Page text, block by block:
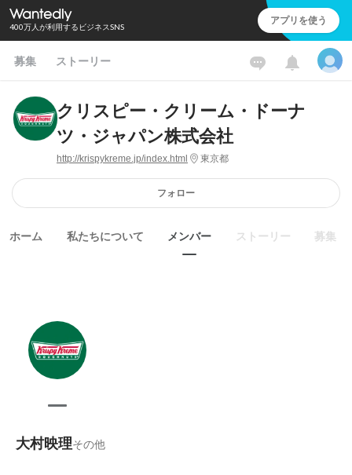
400万人が利用するビジネスSNS アプリを使う
募集 ストーリー
クリスピー・クリーム・ドーナ
ツ・ジャパン株式会社
http://krispykreme.jp/index.html 東京都
フォロー
ホーム 私たちについて メンバー ストーリー 募集
大村映理その他